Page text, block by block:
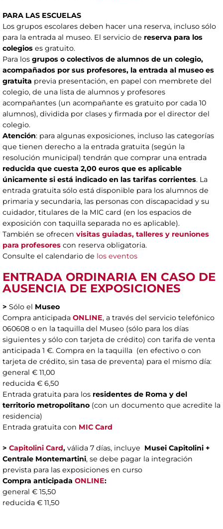
PARA LAS ESCUELAS
Los grupos escolares deben hacer una reserva, incluso sólo
para la entrada al museo. El servicio de reserva para los
colegios es gratuito.
Para los grupos o colectivos de alumnos de un colegio,
acompañados por sus profesores, la entrada al museo es
gratuita previa presentación, en papel con membrete del
colegio, de una lista de alumnos y profesores
acompañantes (un acompañante es gratuito por cada 10
alumnos), dividida por clases y firmada por el director del
colegio.
Atención: para algunas exposiciones, incluso las categorías
que tienen derecho a la entrada gratuita (según la
resolución municipal) tendrán que comprar una entrada
reducida que cuesta 2,00 euros que es aplicable
únicamente si está indicado en las tarifas corrientes. La
entrada gratuita sólo está disponible para los alumnos de
primaria y secundaria, las personas con discapacidad y su
cuidador, titulares de la MIC card (en los espacios de
exposición con taquilla separada no es aplicable).
También se ofrecen visitas guiadas, talleres y reuniones
para profesores con reserva obligatoria.
Consulte el calendario de los eventos
ENTRADA ORDINARIA EN CASO DE
AUSENCIA DE EXPOSICIONES
> Sólo el Museo
Compra anticipada ONLINE, a través del servicio telefónico
060608 o en la taquilla del Museo (sólo para los días
siguientes y sólo con tarjeta de crédito) con tarifa de venta
anticipada 1 €. Compra en la taquilla (en efectivo o con
tarjeta de crédito, sin tasa de preventa) para el mismo día:
general € 11,00
reducida € 6,50
Entrada gratuita para los residentes de Roma y del
territorio metropolitano (con un documento que acredite la
residencia)
Entrada gratuita con MIC Card
> Capitolini Card, válida 7 días, incluye Musei Capitolini +
Centrale Montemartini, se debe pagar la integración
prevista para las exposiciones en curso
Compra anticipada ONLINE:
general € 15,50
reducida € 11,50